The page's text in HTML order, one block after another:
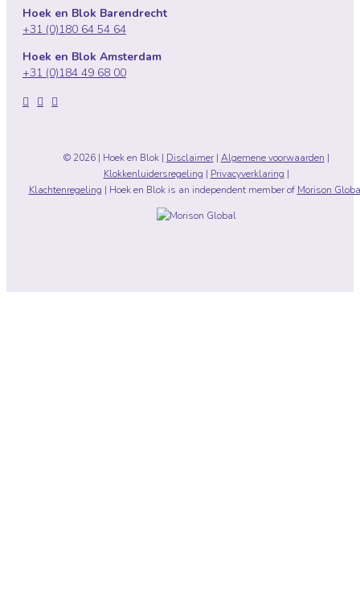
Hoek en Blok Barendrecht
+31 (0)180 64 54 64
Hoek en Blok Amsterdam
+31 (0)184 49 68 00
  
© 2026 | Hoek en Blok | Disclaimer| Algemene voorwaarden |
Klokkenluidersregeling | Privacyverklaring |
Klachtenregeling | Hoek en Blok is an independent member of Morison